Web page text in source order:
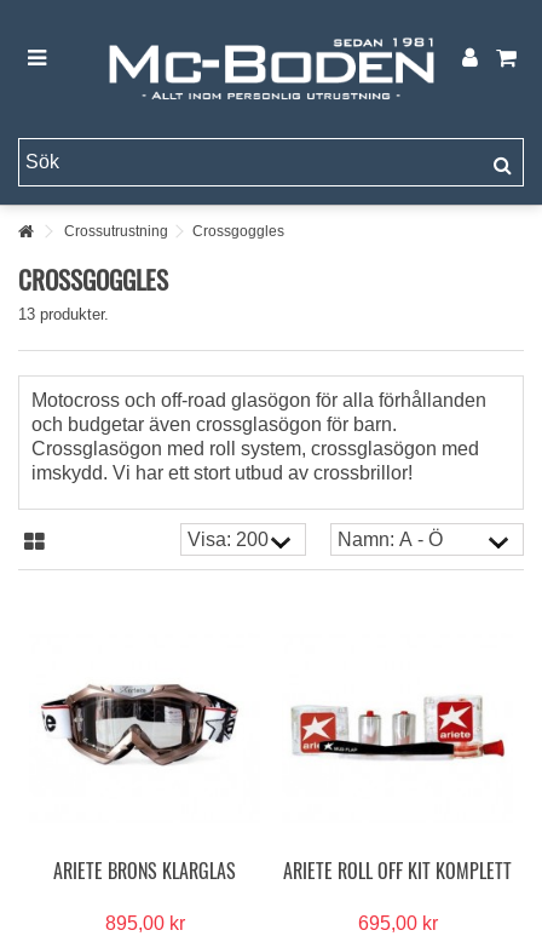
Crossutrustning Crossgoggles
CROSSGOGGLES
13 produkter.
Motocross och off-road glasögon för alla förhållanden
och budgetar även crossglasögon för barn.
Crossglasögon med roll system, crossglasögon med
imskydd. Vi har ett stort utbud av crossbrillor!
ARIETE BRONS KLARGLAS
895,00 kr
ARIETE ROLL OFF KIT KOMPLETT
695,00 kr